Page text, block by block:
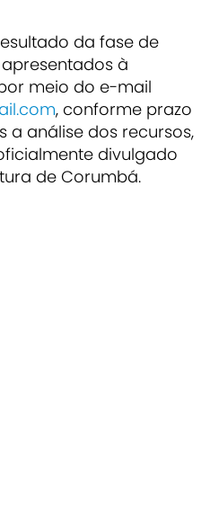
da fase de
à
meio do e-mail
, conforme prazo
a análise dos recursos,
divulgado
de Corumbá.